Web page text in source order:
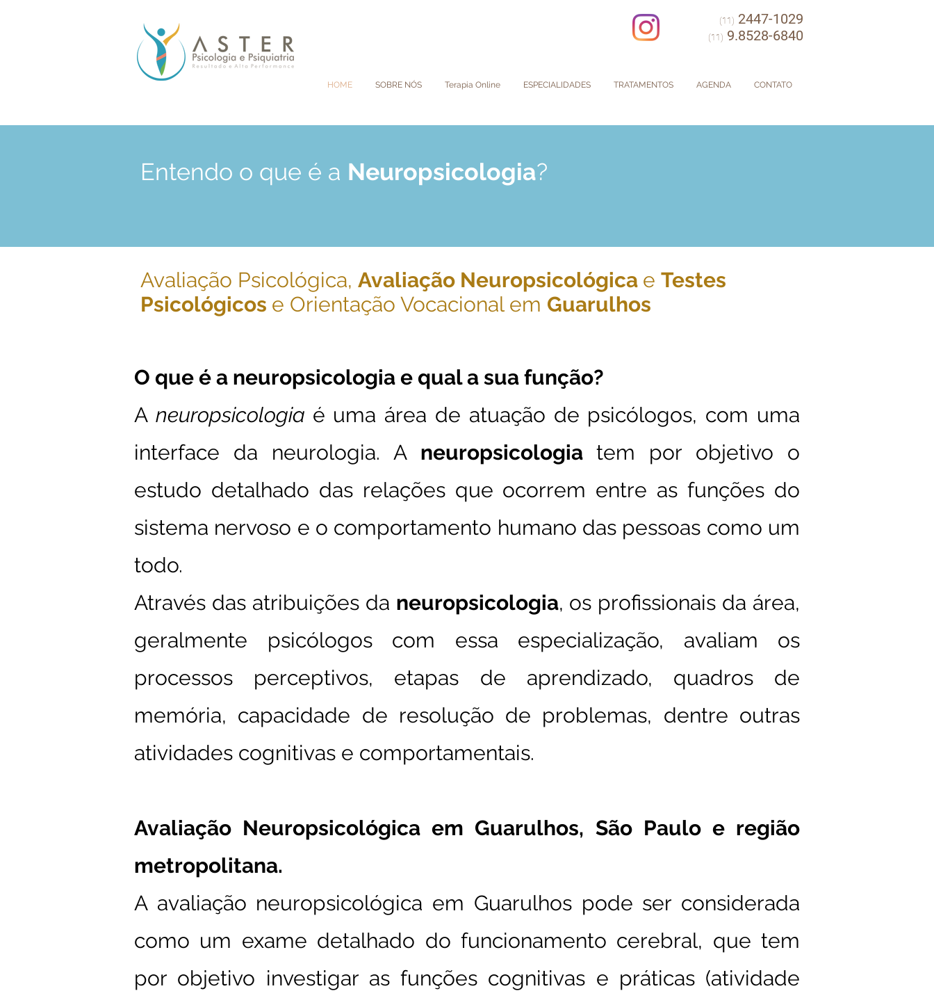
(11) 2447-1029
(11) 9.8528-6840
HOME SOBRE NÓS Terapia Online ESPECIALIDADES TRATAMENTOS AGENDA CONTATO
Entendo o que é a Neuropsicologia?
Avaliação Psicológica, Avaliação Neuropsicológica e Testes
Psicológicos e Orientação Vocacional em Guarulhos
O que é a neuropsicologia e qual a sua função?
A neuropsicologia é uma área de atuação de psicólogos, com uma
interface da neurologia. A neuropsicologia tem por objetivo o
estudo detalhado das relações que ocorrem entre as funções do
sistema nervoso e o comportamento humano das pessoas como um
todo.
Através das atribuições da neuropsicologia, os profissionais da área,
geralmente psicólogos com essa especialização, avaliam os
processos perceptivos, etapas de aprendizado, quadros de
memória, capacidade de resolução de problemas, dentre outras
atividades cognitivas e comportamentais.
Avaliação Neuropsicológica em Guarulhos, São Paulo e região
metropolitana.
A avaliação neuropsicológica em Guarulhos pode ser considerada
como um exame detalhado do funcionamento cerebral, que tem
por objetivo investigar as funções cognitivas e práticas (atividade